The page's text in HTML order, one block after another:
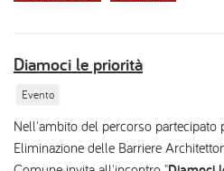
Diamoci le priorità
Evento
Nell'ambito del percorso partecipato
Eliminazione delle Barriere